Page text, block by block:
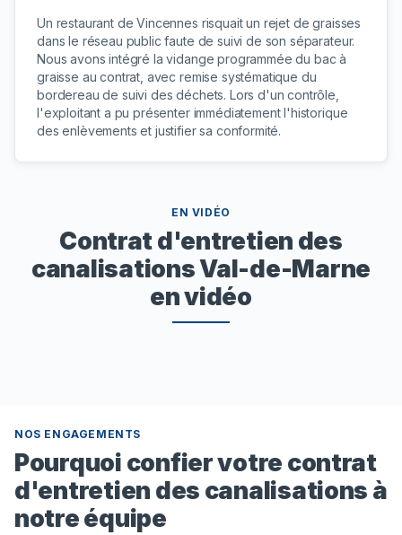
Un restaurant de Vincennes risquait un rejet de graisses
dans le réseau public faute de suivi de son séparateur.
Nous avons intégré la vidange programmée du bac à
graisse au contrat, avec remise systématique du
bordereau de suivi des déchets. Lors d'un contrôle,
l'exploitant a pu présenter immédiatement l'historique
des enlèvements et justifier sa conformité.
EN VIDÉO
Contrat d'entretien des
canalisations Val-de-Marne
en vidéo
NOS ENGAGEMENTS
Pourquoi confier votre contrat
d'entretien des canalisations à
notre équipe